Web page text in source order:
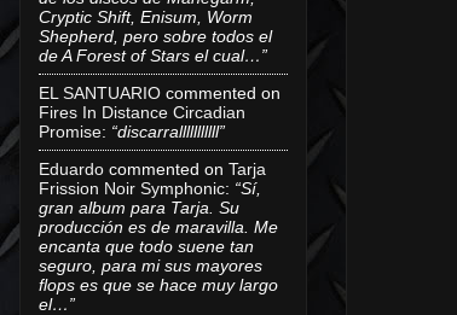
Cryptic Shift, Enisum, Worm
Shepherd, pero sobre todos el
de A Forest of Stars el cual…”
EL SANTUARIO commented on
Fires In Distance Circadian
Promise: “discarralllllllllll”
Eduardo commented on Tarja
Frission Noir Symphonic: “Sí,
gran album para Tarja. Su
producción es de maravilla. Me
encanta que todo suene tan
seguro, para mi sus mayores
flops es que se hace muy largo
el…”